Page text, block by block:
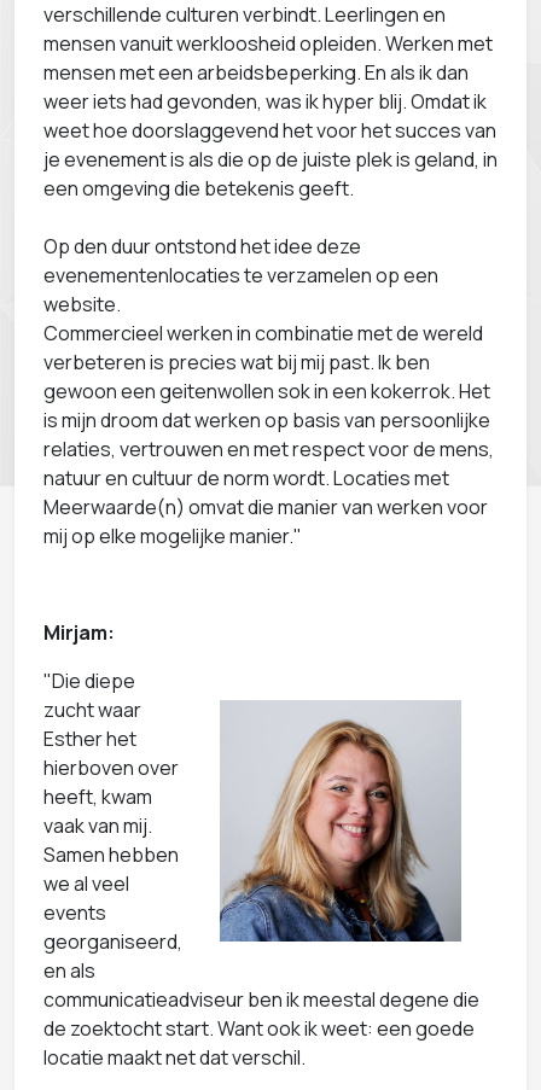
verschillende culturen verbindt. Leerlingen en
mensen vanuit werkloosheid opleiden. Werken met
mensen met een arbeidsbeperking. En als ik dan
weer iets had gevonden, was ik hyper blij. Omdat ik
weet hoe doorslaggevend het voor het succes van
je evenement is als die op de juiste plek is geland, in
een omgeving die betekenis geeft.
Op den duur ontstond het idee deze
evenementenlocaties te verzamelen op een
website.
Commercieel werken in combinatie met de wereld
verbeteren is precies wat bij mij past. Ik ben
gewoon een geitenwollen sok in een kokerrok. Het
is mijn droom dat werken op basis van persoonlijke
relaties, vertrouwen en met respect voor de mens,
natuur en cultuur de norm wordt. Locaties met
Meerwaarde(n) omvat die manier van werken voor
mij op elke mogelijke manier."
Mirjam:
"Die diepe
zucht waar
Esther het
hierboven over
heeft, kwam
vaak van mij.
Samen hebben
we al veel
events
georganiseerd,
en als
communicatieadviseur ben ik meestal degene die
de zoektocht start. Want ook ik weet: een goede
locatie maakt net dat verschil.